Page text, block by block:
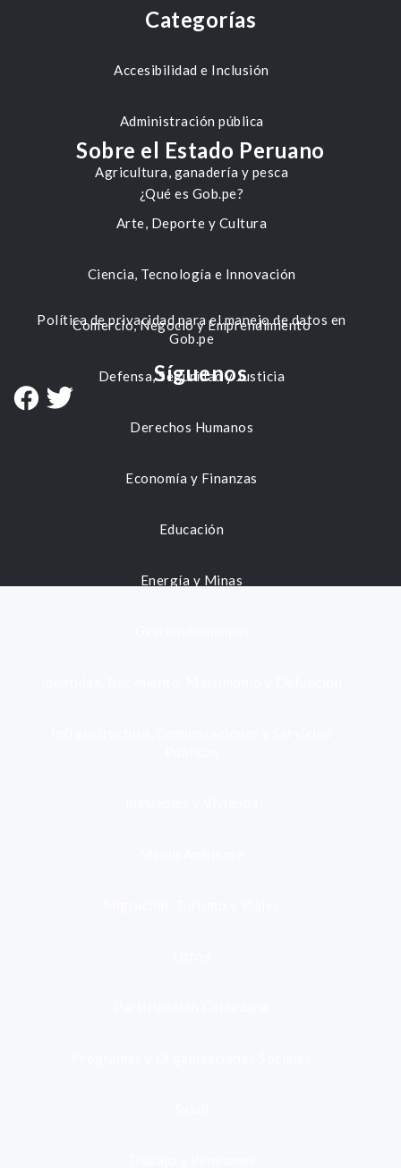
Categorías
Accesibilidad e Inclusión
Administración pública
Agricultura, ganadería y pesca
Arte, Deporte y Cultura
Ciencia, Tecnología e Innovación
Comercio, Negocio y Emprendimiento
Defensa, Seguridad y Justicia
Derechos Humanos
Economía y Finanzas
Educación
Energía y Minas
Sobre el Estado Peruano
¿Qué es Gob.pe?
Política de privacidad para el manejo de datos en
Gob.pe
Síguenos